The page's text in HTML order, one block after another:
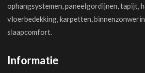
ophangsystemen, paneelgordijnen, tapijt,
vloerbedekking, karpetten,
slaapcomfort.
Informatie